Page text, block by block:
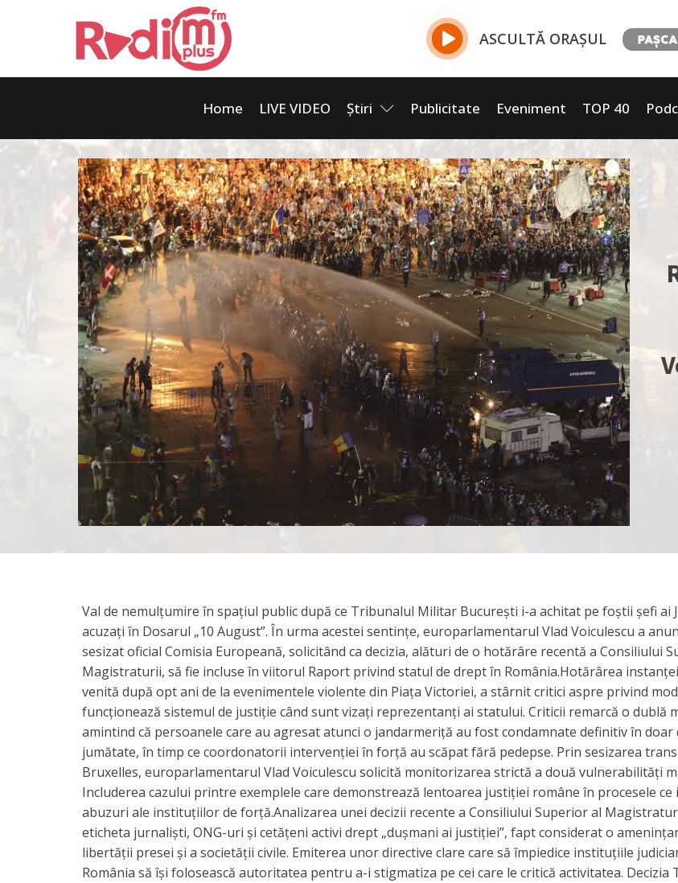
ASCULTĂ ORAȘUL
Home LIVE VIDEO Știri Publicitate Eveniment TOP 40
Val de nemulțumire în spațiul public după ce Tribunalul Militar București i-a achitat pe foștii șefi ai
acuzați în Dosarul „10 August”. În urma acestei sentințe, europarlamentarul Vlad Voiculescu a
sesizat oficial Comisia Europeană, solicitând ca decizia, alături de o hotărâre recentă a Consiliului
Magistraturii, să fie incluse în viitorul Raport privind statul de drept în România.Hotărârea
venită după opt ani de la evenimentele violente din Piața Victoriei, a stârnit critici aspre privind
funcționează sistemul de justiție când sunt vizați reprezentanți ai statului. Criticii remarcă o dublă
amintind că persoanele care au agresat atunci o jandarmeriță au fost condamnate definitiv în doar
jumătate, în timp ce coordonatorii intervenției în forță au scăpat fără pedepse. Prin sesizarea
Bruxelles, europarlamentarul Vlad Voiculescu solicită monitorizarea strictă a două vulnerabilități
Includerea cazului printre exemplele care demonstrează lentoarea justiției române în procesele ce
abuzuri ale instituțiilor de forță.Analizarea unei decizii recente a Consiliului Superior al
eticheta jurnaliști, ONG-uri și cetățeni activi drept „dușmani ai justiției”, fapt considerat o
libertății presei și a societății civile. Emiterea unor directive clare care să împiedice instituțiile
România să își folosească autoritatea pentru a-i stigmatiza pe cei care le critică activitatea. Decizia